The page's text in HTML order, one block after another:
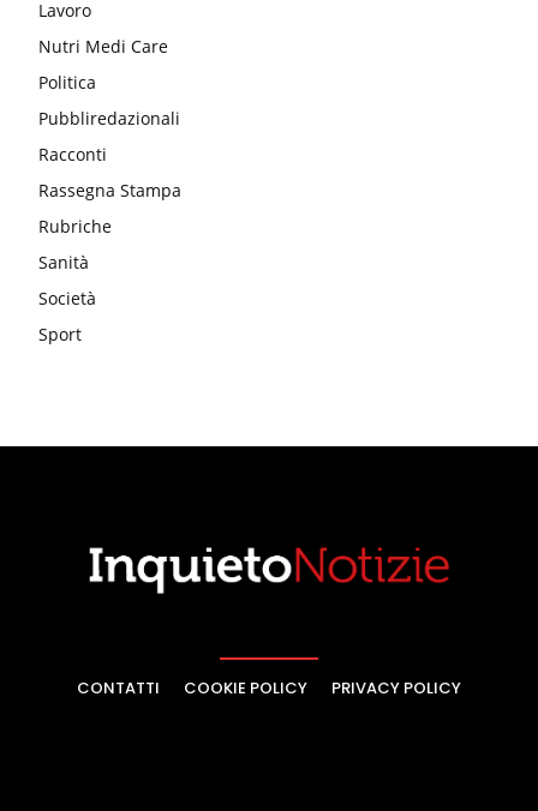
Lavoro
Nutri Medi Care
Politica
Pubbliredazionali
Racconti
Rassegna Stampa
Rubriche
Sanità
Società
Sport
CONTATTI COOKIE POLICY PRIVACY POLICY